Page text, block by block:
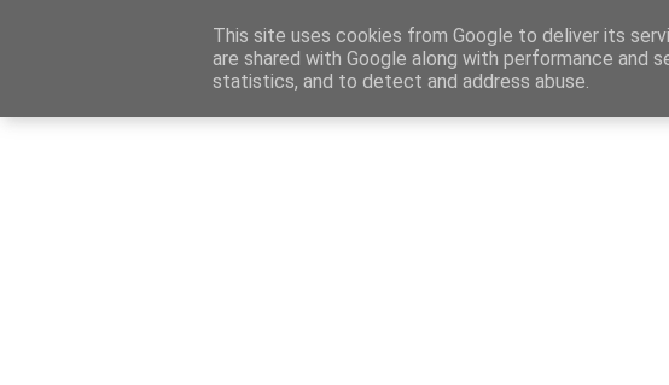
Καταχώρηση Αγγελίας Επικοινωνία Site Map
Ενημέρωση Αγγελίες
This site uses cookies from Google to deliver its
are shared with Google along with performance and
statistics, and to detect and address abuse.